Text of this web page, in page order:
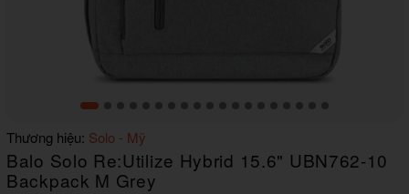
Item
1
of
19
Thương hiệu: Solo - Mỹ
Balo Solo Re:Utilize Hybrid 15.6" UBN762-10
Backpack M Grey